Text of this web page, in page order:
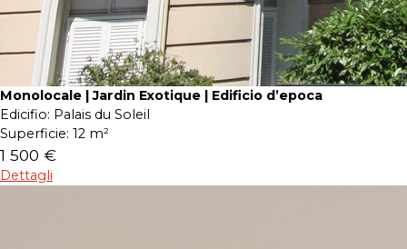
Monolocale | Jardin Exotique | Edificio d’epoca
Edicifio: Palais du Soleil
Superficie: 12 m²
1 500 €
Dettagli